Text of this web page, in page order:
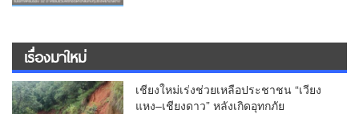
เรื่องมาใหม่
เชียงใหม่เร่งช่วยเหลือประชาชน “เวียง
แหง–เชียงดาว” หลังเกิดอุทกภัย